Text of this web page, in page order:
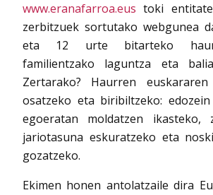
www.eranafarroa.eus toki
zerbitzuek sortutako webgunea
eta 12 urte bitarteko
familientzako laguntza eta
Zertarako? Haurren euskararen
osatzeko eta biribiltzeko:
egoeratan moldatzen ikasteko,
jariotasuna eskuratzeko eta
gozatzeko.
Ekimen honen antolatzaile dira